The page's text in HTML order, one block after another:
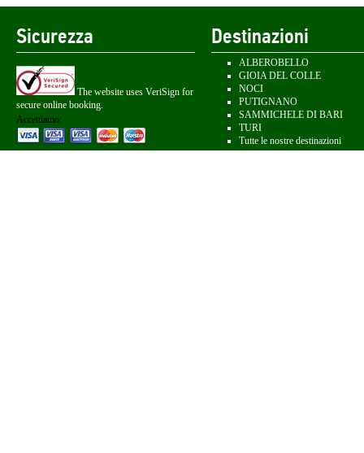
Sicurezza
The website uses VeriSign for
secure online booking.
Accettiamo:
Destinazioni
ALBEROBELLO
GIOIA DEL COLLE
NOCI
PUTIGNANO
SAMMICHELE DI BARI
TURI
Tutte le nostre destinazioni